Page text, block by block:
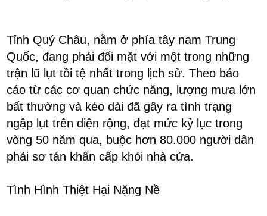
Tỉnh Quý Châu, nằm ở phía tây nam Trung
Quốc, đang phải đối mặt với một trong những
trận lũ lụt tồi tệ nhất trong lịch sử. Theo báo
cáo từ các cơ quan chức năng, lượng mưa lớn
bất thường và kéo dài đã gây ra tình trạng
ngập lụt trên diện rộng, đạt mức kỷ lục trong
vòng 50 năm qua, buộc hơn 80.000 người dân
phải sơ tán khẩn cấp khỏi nhà cửa.
Tình Hình Thiệt Hại Nặng Nề